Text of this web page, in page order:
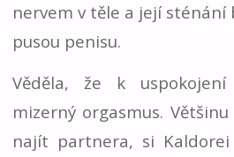
nervem v těle a její
pusou penisu.
Věděla, že k
mizerný orgasmus.
najít partnera, si